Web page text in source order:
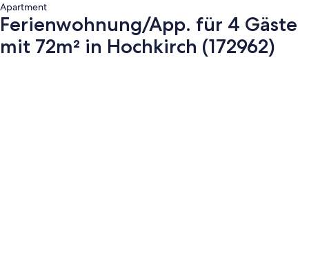
Apartment
Ferienwohnung/App. für 4 Gäste
mit 72m² in Hochkirch (172962)